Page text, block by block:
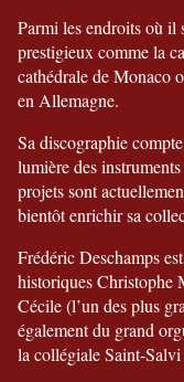
Parmi les endroits où il
prestigieux comme la
cathédrale de Monaco
en Allemagne.
Sa discographie
lumière des
projets sont
bientôt enrichir sa
Frédéric Deschamps
historiques Christophe
Cécile (l’un des plus
également du grand
la collégiale Saint-